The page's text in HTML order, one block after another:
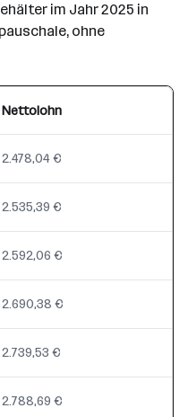
im Jahr 2025 in
ohne
Nettolohn
2.478,04 €
2.535,39 €
2.592,06 €
2.690,38 €
2.739,53 €
2.788,69 €